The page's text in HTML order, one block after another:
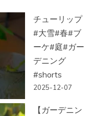
チューリップ
#大雪#春#ブ
ーケ#庭#ガー
デニング
#shorts
2025-12-07
【ガーデニン